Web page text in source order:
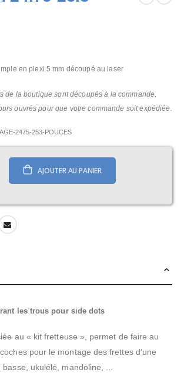
en plexi 5 mm découpé au laser
de la boutique sont découpés à la commande.
ouvrés pour que votre commande soit expédiée.
2475-253-POUCES
AJOUTER AU PANIER
les trous pour side dots
au « kit fretteuse », permet de faire au
pour le montage des frettes d’une
ukulélé, mandoline, ...